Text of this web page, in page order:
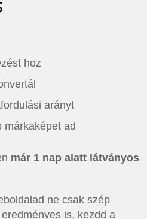
hoz
arányt
márkaképet ad
már 1 nap alatt látványos
ne csak szép
is, kezdd a